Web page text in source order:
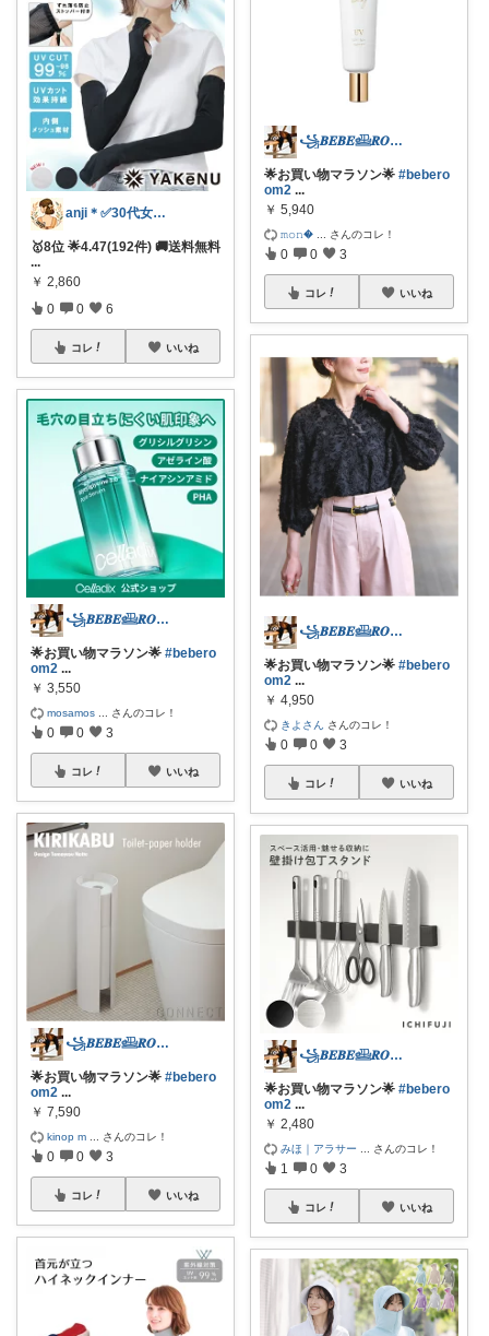
anji＊✅30代女性売上ランキング🏆
🥇8位 🌟4.47(192件) 🚚送料無料
...
￥ 2,860
0 0 6
コレ いいね
꧁𝑩𝑬𝑩𝑬𓊝𝑹𝑶𝑶𝑴꧂
🌟お買い物マラソン🌟 #bebero
om2 ...
￥ 3,550
mosamos さんのコレ！
0 0 3
コレ いいね
꧁𝑩𝑬𝑩𝑬𓊝𝑹𝑶𝑶𝑴꧂
🌟お買い物マラソン🌟 #bebero
om2 ...
￥ 7,590
kinop m さんのコレ！
0 0 3
コレ いいね
꧁𝑩𝑬𝑩𝑬𓊝𝑹𝑶𝑶𝑴꧂
🌟お買い物マラソン🌟 #bebero
om2 ...
￥ 5,940
𝚖𝚘𝚗 さんのコレ！
0 0 3
コレ いいね
꧁𝑩𝑬𝑩𝑬𓊝𝑹𝑶𝑶𝑴꧂
🌟お買い物マラソン🌟 #bebero
om2 ...
￥ 4,950
きよさん さんのコレ！
0 0 3
コレ いいね
꧁𝑩𝑬𝑩𝑬𓊝𝑹𝑶𝑶𝑴꧂
🌟お買い物マラソン🌟 #bebero
om2 ...
￥ 2,480
みほ｜アラサー さんのコレ！
1 0 3
コレ いいね